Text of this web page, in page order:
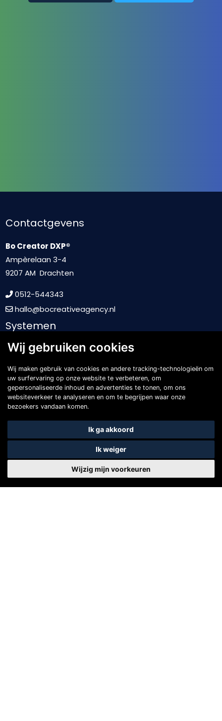
Wij gebruiken cookies
Wij maken gebruik van cookies en andere tracking-technologieën om
uw surfervaring op onze website te verbeteren, om
gepersonaliseerde inhoud en advertenties te tonen, om ons
websiteverkeer te analyseren en om te begrijpen waar onze
bezoekers vandaan komen.
Ik ga akkoord
Ik weiger
Wijzig mijn voorkeuren
Contactgevens
Bo Creator DXP®
Ampèrelaan 3-4
9207 AM Drachten
0512-544343
hallo@bocreativeagency.nl
Systemen
Content Management Systeem
Customer Relationship Management
Product Information Management
Marketing automation
Business Intelligence
Mollie